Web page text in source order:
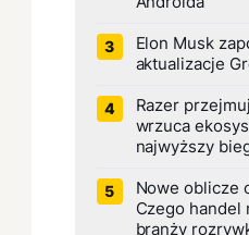
Elon Musk
aktualizacje
Razer
wrzuca
najwyższy
Nowe oblicze
Czego handel
branży